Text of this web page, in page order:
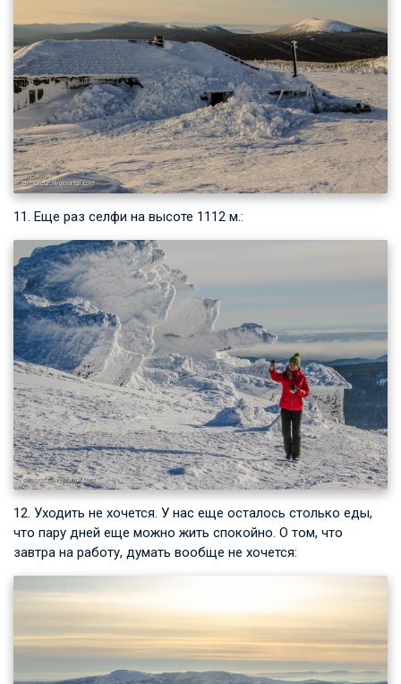
11. Еще раз селфи на высоте 1112 м.:
12. Уходить не хочется. У нас еще осталось столько еды,
что пару дней еще можно жить спокойно. О том, что
завтра на работу, думать вообще не хочется: